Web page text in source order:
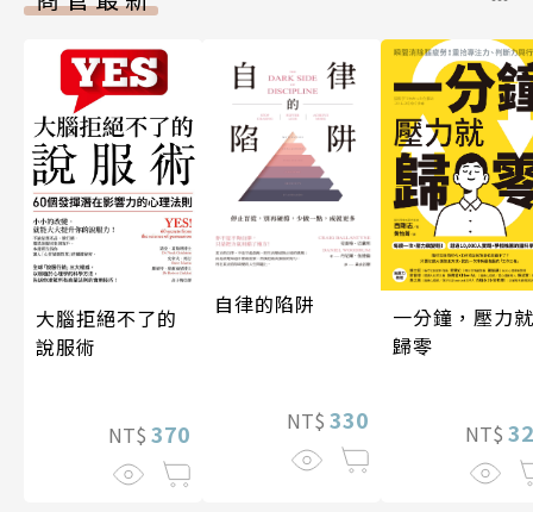
大腦拒絕不了的
說服術
NT$ 370
自律的陷阱
NT$ 330
一分鐘，壓力就
歸零
NT$